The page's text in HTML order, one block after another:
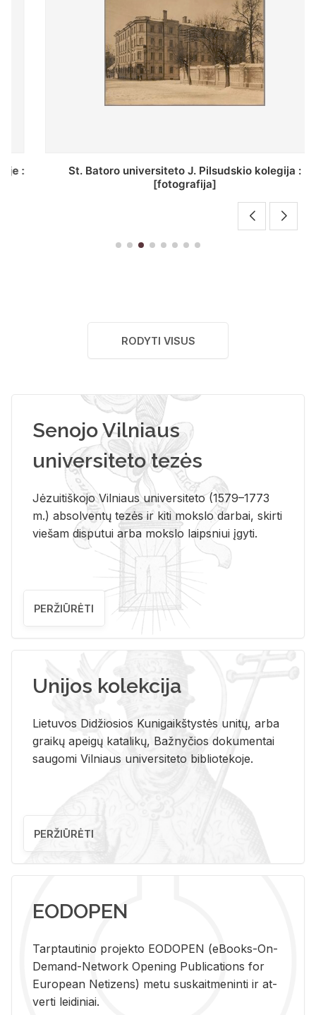
St. Batoro universiteto J. Pilsudskio kolegija :
[fotografija]
RODYTI VISUS
Senojo Vilniaus
universiteto tezės
Jėzuitiškojo Vilniaus universiteto (1579–1773
m.) absolventų tezės ir kiti mokslo darbai, skirti
viešam disputui arba mokslo laipsniui įgyti.
PERŽIŪRĖTI
Unijos kolekcija
Lietuvos Didžiosios Kunigaikštystės unitų, arba
graikų apeigų katalikų, Bažnyčios dokumentai
saugomi Vilniaus universiteto bibliotekoje.
PERŽIŪRĖTI
EODOPEN
Tarp­tau­ti­nio pro­jek­to EO­DO­PEN (eBo­oks-On-
De­mand-Ne­twork Ope­ning Pub­li­ca­tions for
Eu­ro­pe­an Ne­ti­zens) metu su­skait­me­nin­ti ir at­
ver­ti lei­di­niai.